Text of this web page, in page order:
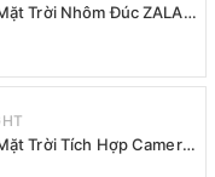
Trời Nhôm Đúc ZALAA
Trời Tích Hợp Camera
IP65)